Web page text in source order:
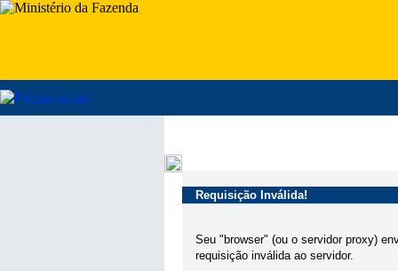
Requisição Inválida!
Seu "browser" (ou o servidor proxy)
requisição inválida ao servidor.